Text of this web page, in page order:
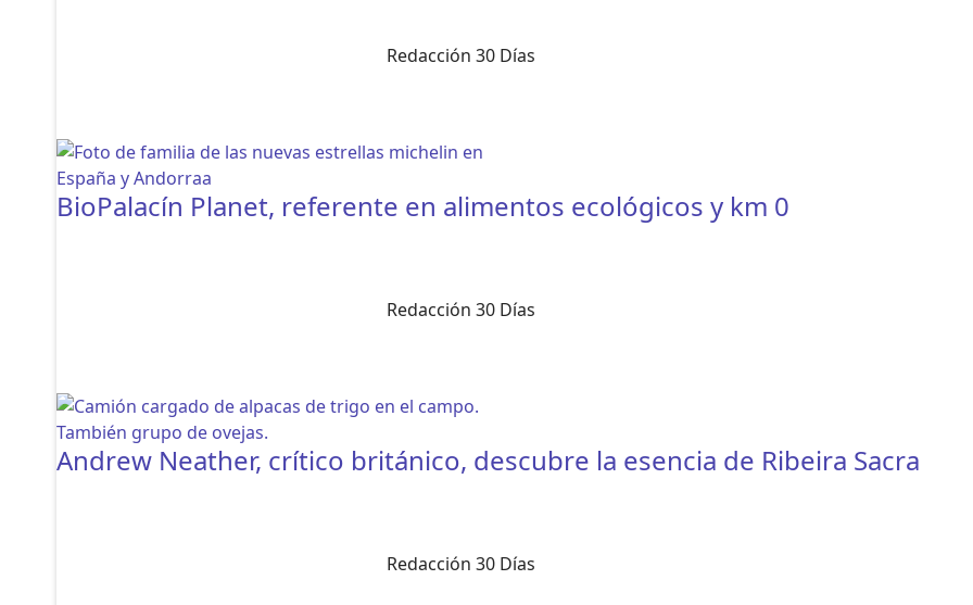
Redacción 30 Días
BioPalacín Planet, referente en alimentos ecológicos y km 0
Redacción 30 Días
Andrew Neather, crítico británico, descubre la esencia de Ribeira Sacra
Redacción 30 Días